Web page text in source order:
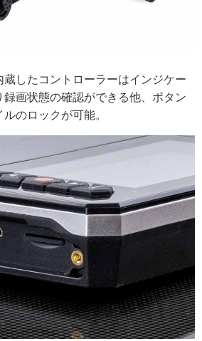
したコントローラーはインジケー
録画状態の確認ができる他、ボタン
のロックが可能。